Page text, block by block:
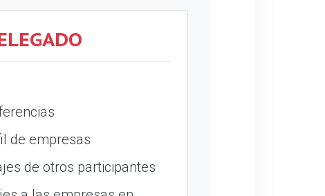
de empresas
de otros participantes